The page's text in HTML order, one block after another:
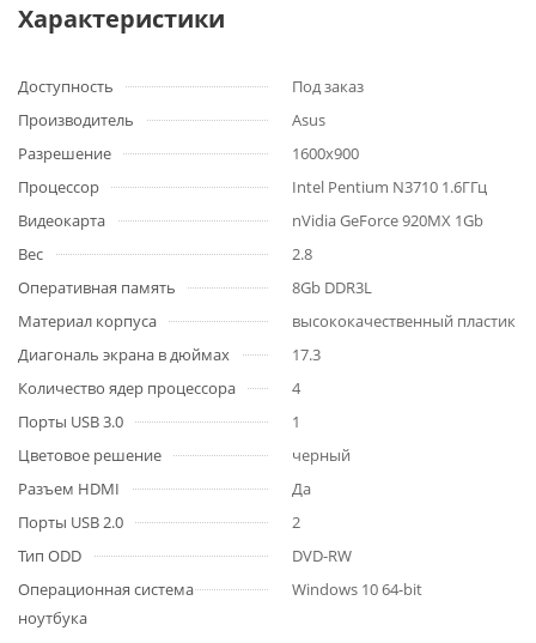
Характеристики
Доступность
Под заказ
Производитель
Asus
Разрешение
1600x900
Процессор
Intel Pentium N3710 1.6ГГц
Видеокарта
nVidia GeForce 920MX 1Gb
Вес
2.8
Оперативная память
8Gb DDR3L
Материал корпуса
высококачественный пластик
Диагональ экрана в дюймах
17.3
Количество ядер процессора
4
Порты USB 3.0
1
Цветовое решение
черный
Разъем HDMI
Да
Порты USB 2.0
2
Тип ODD
DVD-RW
Операционная система
ноутбука
Windows 10 64-bit